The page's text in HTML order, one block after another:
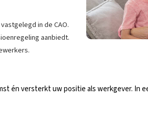
in de CAO.
aanbiedt.
én versterkt uw positie als werkgever. In